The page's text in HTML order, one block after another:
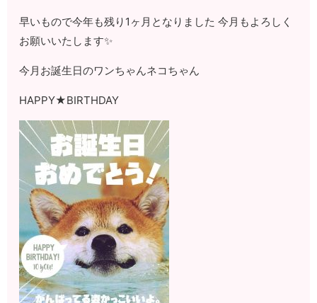
早いもので今年も残り1ヶ月となりました 今月もよろしく
お願いいたします✨
今月お誕生日のワンちゃんネコちゃん
HAPPY★BIRTHDAY